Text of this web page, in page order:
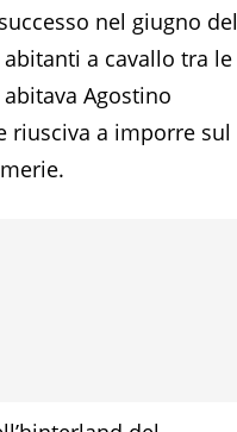
nel giugno del
a cavallo tra le
Agostino
riusciva a imporre sul